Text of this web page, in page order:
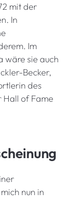
mit der
In
Im
wäre sie auch
Becker,
des
Hall of Fame
nun in